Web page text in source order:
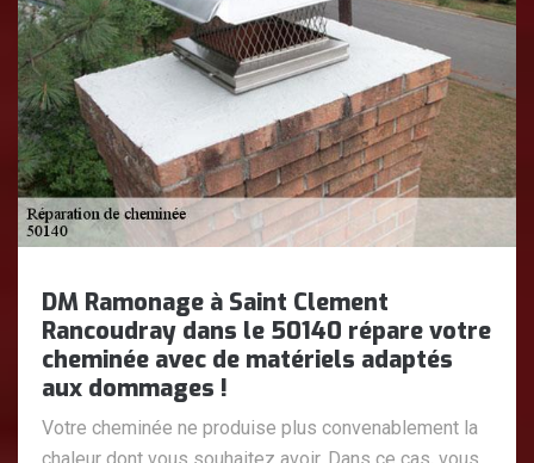
DM Ramonage à Saint Clement
Rancoudray dans le 50140 répare votre
cheminée avec de matériels adaptés
aux dommages !
Votre cheminée ne produise plus convenablement la